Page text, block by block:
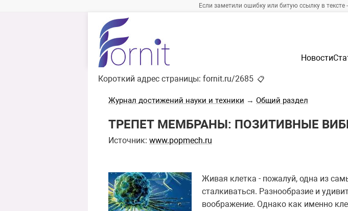
Если заметили ошибку или битую ссылку в
Новости
Короткий адрес страницы: fornit.ru/2685 📋
Журнал достижений науки и техники → Общий раздел
ТРЕПЕТ МЕМБРАНЫ: ПОЗИТИВНЫЕ
Источник: www.popmech.ru
Живая клетка - пожалуй, одна из
сталкиваться. Разнообразие и
воображение. Однако как именно